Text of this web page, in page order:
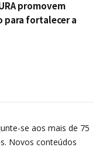
promovem
para fortalecer a
Seguro Mobilidade
se aos mais de 75
Novos conteúdos